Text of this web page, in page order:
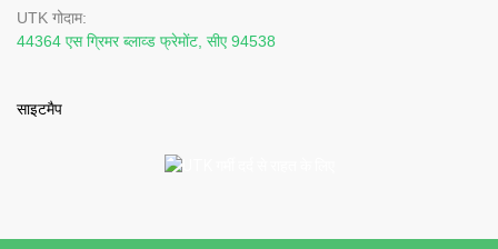
UTK गोदाम:
44364 एस ग्रिमर ब्लाव्ड फ्रेमोंट, सीए 94538
साइटमैप